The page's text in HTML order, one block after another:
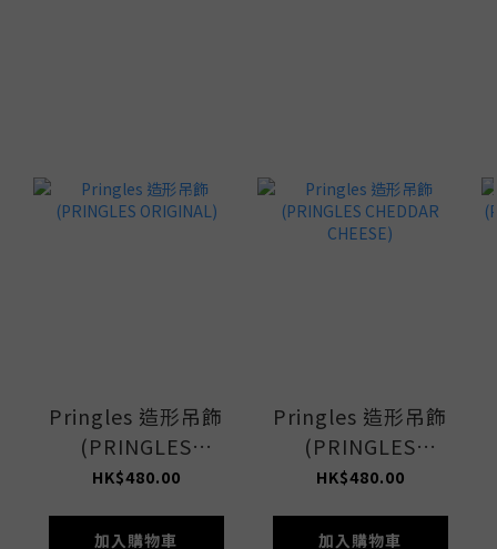
Pringles 造形吊飾
(PRINGLES
ORIGINAL)
HK$480.00
加入購物車
Pringles 造形吊飾
(PRINGLES
CHEDDAR
HK$480.00
加入購物車